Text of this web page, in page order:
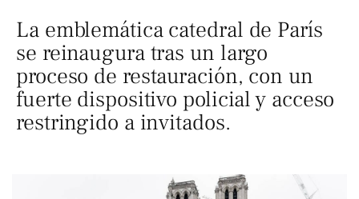
La emblemática catedral de París
se reinaugura tras un largo
proceso de restauración, con un
fuerte dispositivo policial y acceso
restringido a invitados.